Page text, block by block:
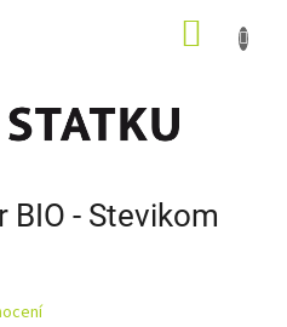
BIO - Stevikom